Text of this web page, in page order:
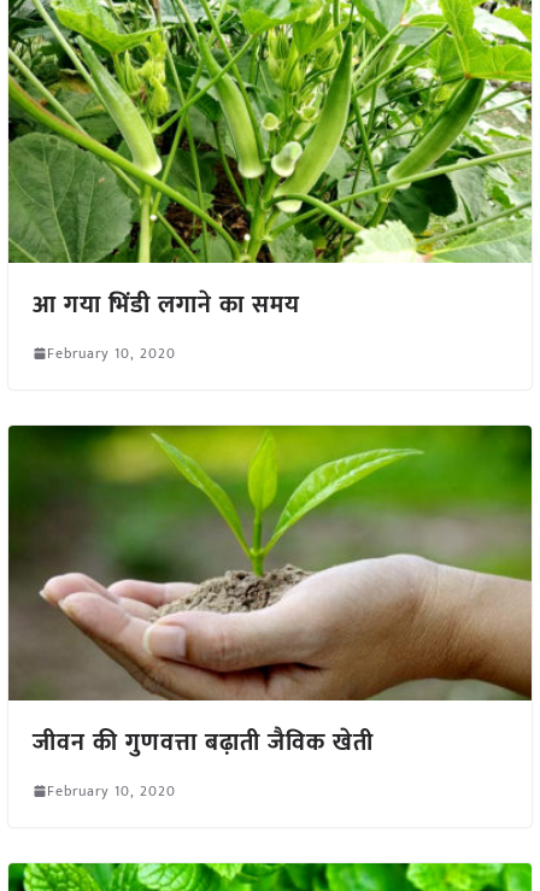
आ गया भिंडी लगाने का समय
February 10, 2020
जीवन की गुणवत्ता बढ़ाती जैविक खेती
February 10, 2020